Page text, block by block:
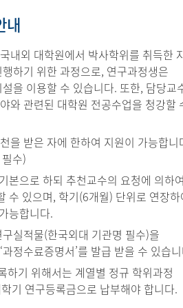
내
내외 대학원에서 박사학위를 취득한
하기 위한 과정으로, 연구과정생은
을 이용할 수 있습니다. 또한, 담당교
와 관련된 대학원 전공수업을 청강할
을 받은 자에 한하여 지원이 가능합니
수)
본으로 하되 추천교수의 요청에 의하
수 있으며, 학기(6개월) 단위로 연장
능합니다.
실적물(한국외대 기관명 필수)을
정수료증명서’를 발급 받을 수 있습
하기 위해서는 계열별 정규 학위과정
기 연구등록금으로 납부해야 합니다.